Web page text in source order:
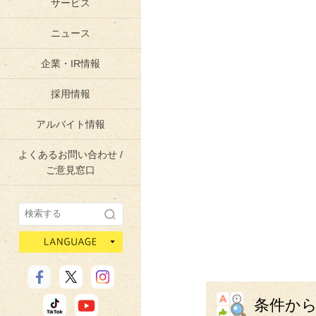
サービス
ニュース
企業・IR情報
採用情報
アルバイト情報
よくあるお問い合わせ /
ご意見窓口
条件か